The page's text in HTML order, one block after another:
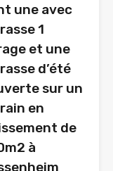
une avec
1
et une
d’été
sur un
en
de
à